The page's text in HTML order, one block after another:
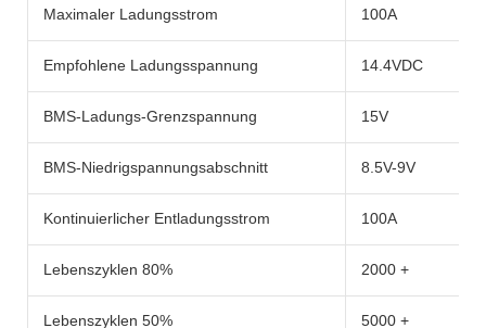
Maximaler Ladungsstrom 100A
Empfohlene Ladungsspannung 14.4VDC
BMS-Ladungs-Grenzspannung 15V
BMS-Niedrigspannungsabschnitt 8.5V-9V
Kontinuierlicher Entladungsstrom 100A
Lebenszyklen 80% 2000 +
Lebenszyklen 50% 5000 +